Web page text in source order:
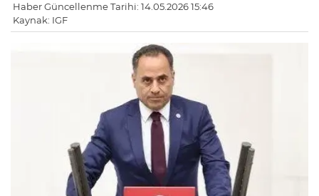
Haber Güncellenme Tarihi: 14.05.2026 15:46
Kaynak: IGF